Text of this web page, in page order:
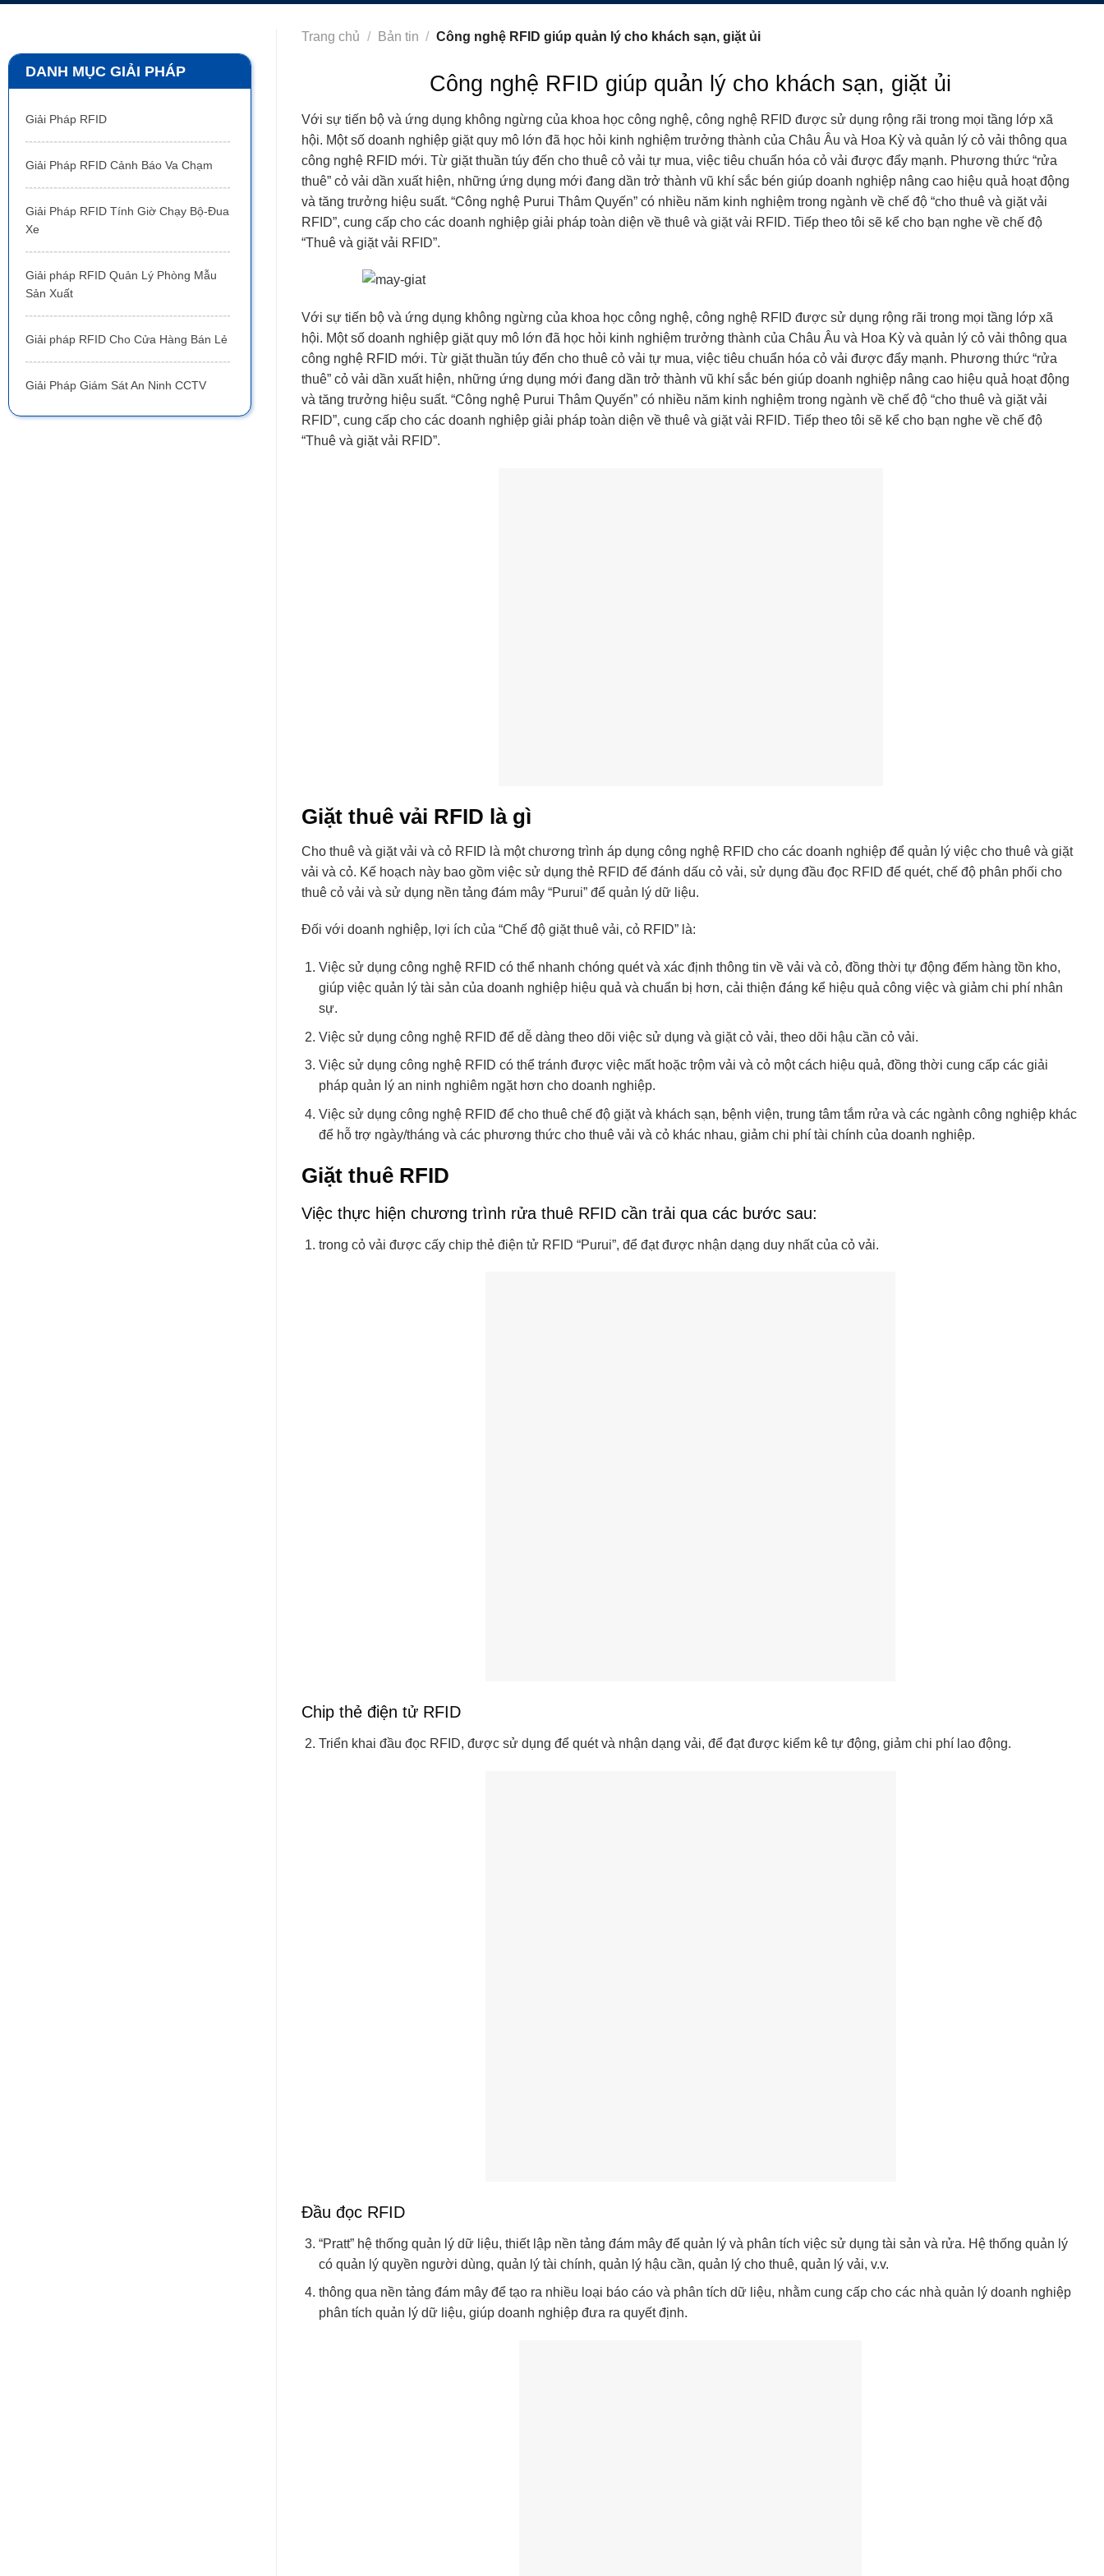
DANH MỤC GIẢI PHÁP
Giải Pháp RFID
Giải Pháp RFID Cảnh Báo Va Chạm
Giải Pháp RFID Tính Giờ Chạy Bộ-Đua
Xe
Giải pháp RFID Quản Lý Phòng Mẫu
Sản Xuất
Giải pháp RFID Cho Cửa Hàng Bán Lẻ
Giải Pháp Giám Sát An Ninh CCTV
Trang chủ / Bản tin / Công nghệ RFID giúp quản lý cho khách sạn, giặt ủi
Công nghệ RFID giúp quản lý cho khách sạn, giặt ủi
Với sự tiến bộ và ứng dụng không ngừng của khoa học công nghệ, công nghệ RFID được sử dụng rộng rãi trong mọi tầng lớp xã
hội. Một số doanh nghiệp giặt quy mô lớn đã học hỏi kinh nghiệm trưởng thành của Châu Âu và Hoa Kỳ và quản lý cỏ vải thông qua
công nghệ RFID mới. Từ giặt thuần túy đến cho thuê cỏ vải tự mua, việc tiêu chuẩn hóa cỏ vải được đẩy mạnh. Phương thức “rửa
thuê” cỏ vải dần xuất hiện, những ứng dụng mới đang dần trở thành vũ khí sắc bén giúp doanh nghiệp nâng cao hiệu quả hoạt động
và tăng trưởng hiệu suất. “Công nghệ Purui Thâm Quyến” có nhiều năm kinh nghiệm trong ngành về chế độ “cho thuê và giặt vải
RFID”, cung cấp cho các doanh nghiệp giải pháp toàn diện về thuê và giặt vải RFID. Tiếp theo tôi sẽ kể cho bạn nghe về chế độ
“Thuê và giặt vải RFID”.
Với sự tiến bộ và ứng dụng không ngừng của khoa học công nghệ, công nghệ RFID được sử dụng rộng rãi trong mọi tầng lớp xã
hội. Một số doanh nghiệp giặt quy mô lớn đã học hỏi kinh nghiệm trưởng thành của Châu Âu và Hoa Kỳ và quản lý cỏ vải thông qua
công nghệ RFID mới. Từ giặt thuần túy đến cho thuê cỏ vải tự mua, việc tiêu chuẩn hóa cỏ vải được đẩy mạnh. Phương thức “rửa
thuê” cỏ vải dần xuất hiện, những ứng dụng mới đang dần trở thành vũ khí sắc bén giúp doanh nghiệp nâng cao hiệu quả hoạt động
và tăng trưởng hiệu suất. “Công nghệ Purui Thâm Quyến” có nhiều năm kinh nghiệm trong ngành về chế độ “cho thuê và giặt vải
RFID”, cung cấp cho các doanh nghiệp giải pháp toàn diện về thuê và giặt vải RFID. Tiếp theo tôi sẽ kể cho bạn nghe về chế độ
“Thuê và giặt vải RFID”.
Giặt thuê vải RFID là gì
Cho thuê và giặt vải và cỏ RFID là một chương trình áp dụng công nghệ RFID cho các doanh nghiệp để quản lý việc cho thuê và giặt
vải và cỏ. Kế hoạch này bao gồm việc sử dụng thẻ RFID để đánh dấu cỏ vải, sử dụng đầu đọc RFID để quét, chế độ phân phối cho
thuê cỏ vải và sử dụng nền tảng đám mây “Purui” để quản lý dữ liệu.
Đối với doanh nghiệp, lợi ích của “Chế độ giặt thuê vải, cỏ RFID” là:
Việc sử dụng công nghệ RFID có thể nhanh chóng quét và xác định thông tin về vải và cỏ, đồng thời tự động đếm hàng tồn kho,
giúp việc quản lý tài sản của doanh nghiệp hiệu quả và chuẩn bị hơn, cải thiện đáng kể hiệu quả công việc và giảm chi phí nhân
sự.
Việc sử dụng công nghệ RFID để dễ dàng theo dõi việc sử dụng và giặt cỏ vải, theo dõi hậu cần cỏ vải.
Việc sử dụng công nghệ RFID có thể tránh được việc mất hoặc trộm vải và cỏ một cách hiệu quả, đồng thời cung cấp các giải
pháp quản lý an ninh nghiêm ngặt hơn cho doanh nghiệp.
Việc sử dụng công nghệ RFID để cho thuê chế độ giặt và khách sạn, bệnh viện, trung tâm tắm rửa và các ngành công nghiệp khác
để hỗ trợ ngày/tháng và các phương thức cho thuê vải và cỏ khác nhau, giảm chi phí tài chính của doanh nghiệp.
Giặt thuê RFID
Việc thực hiện chương trình rửa thuê RFID cần trải qua các bước sau:
trong cỏ vải được cấy chip thẻ điện tử RFID “Purui”, để đạt được nhận dạng duy nhất của cỏ vải.
Chip thẻ điện tử RFID
Triển khai đầu đọc RFID, được sử dụng để quét và nhận dạng vải, để đạt được kiểm kê tự động, giảm chi phí lao động.
Đầu đọc RFID
“Pratt” hệ thống quản lý dữ liệu, thiết lập nền tảng đám mây để quản lý và phân tích việc sử dụng tài sản và rửa. Hệ thống quản lý
có quản lý quyền người dùng, quản lý tài chính, quản lý hậu cần, quản lý cho thuê, quản lý vải, v.v.
thông qua nền tảng đám mây để tạo ra nhiều loại báo cáo và phân tích dữ liệu, nhằm cung cấp cho các nhà quản lý doanh nghiệp
phân tích quản lý dữ liệu, giúp doanh nghiệp đưa ra quyết định.